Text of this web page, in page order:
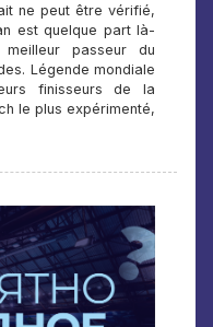
ne peut être vérifié,
est quelque part là-
passeur du
Légende mondiale
finisseurs de la
le plus expérimenté,